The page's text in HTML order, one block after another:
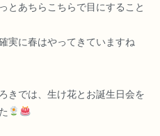
とあちらこちらで目にすること
実に春はやってきていますね
きでは、生け花とお誕生日会を